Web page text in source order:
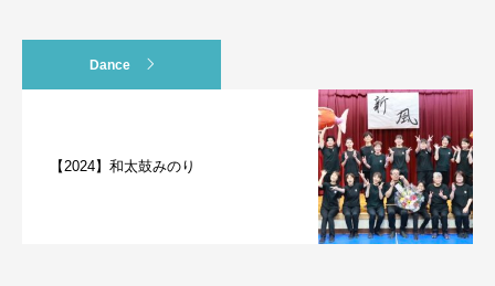
Dance
【2024】和太鼓みのり